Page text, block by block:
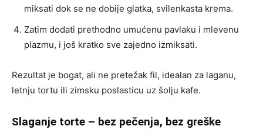
miksati dok se ne dobije glatka, svilenkasta krema.
Zatim dodati prethodno umućenu pavlaku i mlevenu
plazmu, i još kratko sve zajedno izmiksati.
Rezultat je bogat, ali ne pretežak fil, idealan za laganu,
letnju tortu ili zimsku poslasticu uz šolju kafe.
Slaganje torte – bez pečenja, bez greške